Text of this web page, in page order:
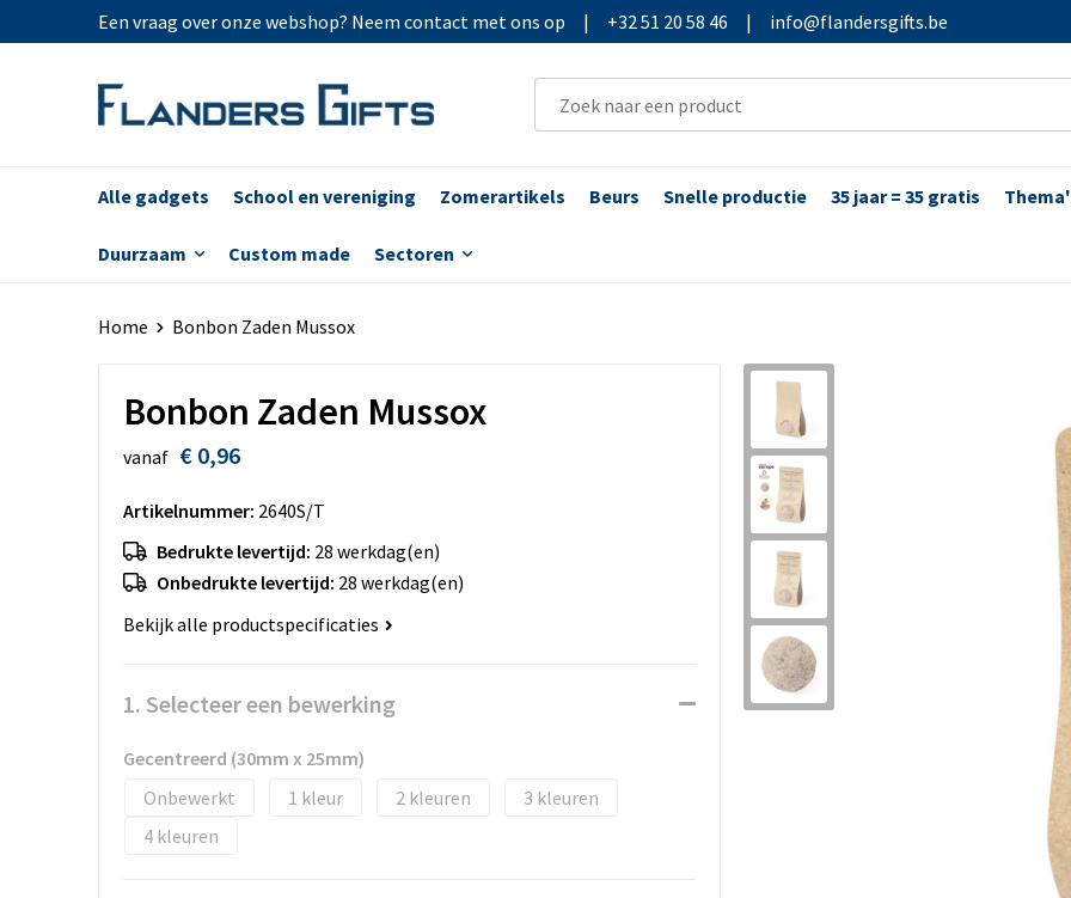
Een vraag over onze webshop? Neem contact met ons op | +32 51 20 58 46 | info@flandersgifts.be
Alle gadgets School en vereniging Zomerartikels Beurs Snelle productie 35 jaar = 35 gratis
Duurzaam Custom made Sectoren
Home Bonbon Zaden Mussox
Bonbon Zaden Mussox
vanaf € 0,96
Artikelnummer: 2640S/T
Bedrukte levertijd: 28 werkdag(en)
Onbedrukte levertijd: 28 werkdag(en)
Bekijk alle productspecificaties
1. Selecteer een bewerking
Gecentreerd (30mm x 25mm)
Onbewerkt
1 2
3
4